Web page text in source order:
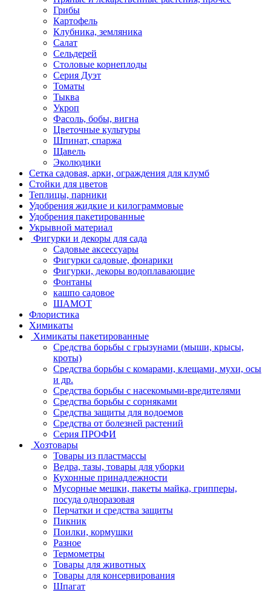
Грибы
Картофель
Клубника, земляника
Салат
Сельдерей
Столовые корнеплоды
Серия Дуэт
Томаты
Тыква
Укроп
Фасоль, бобы, вигна
Цветочные культуры
Шпинат, спаржа
Щавель
Эколюдики
Сетка садовая, арки, ограждения для клумб
Стойки для цветов
Теплицы, парники
Удобрения жидкие и килограммовые
Удобрения пакетированные
Укрывной материал
Фигурки и декоры для сада
Садовые аксессуары
Фигурки садовые, фонарики
Фигурки, декоры водоплавающие
Фонтаны
кашпо садовое
ШАМОТ
Флористика
Химикаты
Химикаты пакетированные
Средства борьбы с грызунами (мыши, крысы,
кроты)
Средства борьбы с комарами, клещами, мухи, осы
и др.
Средства борьбы с насекомыми-вредителями
Средства борьбы с сорняками
Средства защиты для водоемов
Средства от болезней растений
Серия ПРОФИ
Хозтовары
Товары из пластмассы
Ведра, тазы, товары для уборки
Кухонные принадлежности
Мусорные мешки, пакеты майка, грипперы,
посуда одноразовая
Перчатки и средства защиты
Пикник
Поилки, кормушки
Разное
Термометры
Товары для животных
Товары для консервирования
Шпагат